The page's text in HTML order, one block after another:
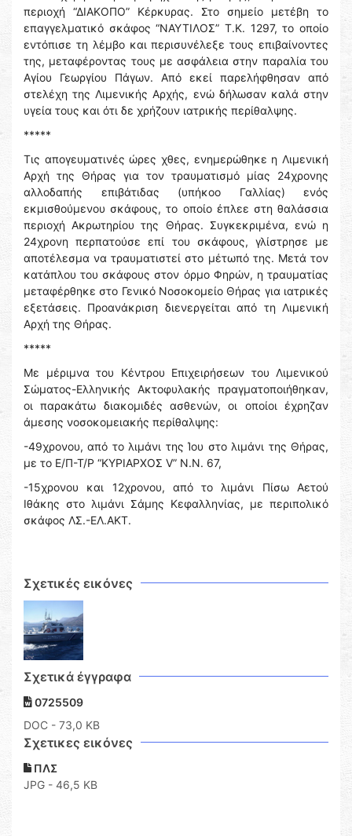
περιοχή “ΔΙΑΚΟΠΟ” Κέρκυρας. Στο σημείο μετέβη το
επαγγελματικό σκάφος “ΝΑΥΤΙΛΟΣ” Τ.Κ. 1297, το οποίο
εντόπισε τη λέμβο και περισυνέλεξε τους επιβαίνοντες
της, μεταφέροντας τους με ασφάλεια στην παραλία του
Αγίου Γεωργίου Πάγων. Από εκεί παρελήφθησαν από
στελέχη της Λιμενικής Αρχής, ενώ δήλωσαν καλά στην
υγεία τους και ότι δε χρήζουν ιατρικής περίθαλψης.
*****
Τις απογευματινές ώρες χθες, ενημερώθηκε η Λιμενική
Αρχή της Θήρας για τον τραυματισμό μίας 24χρονης
αλλοδαπής επιβάτιδας (υπήκοο Γαλλίας) ενός
εκμισθούμενου σκάφους, το οποίο έπλεε στη θαλάσσια
περιοχή Ακρωτηρίου της Θήρας. Συγκεκριμένα, ενώ η
24χρονη περπατούσε επί του σκάφους, γλίστρησε με
αποτέλεσμα να τραυματιστεί στο μέτωπό της. Μετά τον
κατάπλου του σκάφους στον όρμο Φηρών, η τραυματίας
μεταφέρθηκε στο Γενικό Νοσοκομείο Θήρας για ιατρικές
εξετάσεις. Προανάκριση διενεργείται από τη Λιμενική
Αρχή της Θήρας.
*****
Με μέριμνα του Κέντρου Επιχειρήσεων του Λιμενικού
Σώματος-Ελληνικής Ακτοφυλακής πραγματοποιήθηκαν,
οι παρακάτω διακομιδές ασθενών, οι οποίοι έχρηζαν
άμεσης νοσοκομειακής περίθαλψης:
-49χρονου, από το λιμάνι της Ίου στο λιμάνι της Θήρας,
με το Ε/Π-Τ/Ρ “ΚΥΡΙΑΡΧΟΣ V” Ν.Ν. 67,
-15χρονου και 12χρονου, από το λιμάνι Πίσω Αετού
Ιθάκης στο λιμάνι Σάμης Κεφαλληνίας, με περιπολικό
σκάφος ΛΣ.-ΕΛ.ΑΚΤ.
Σχετικές εικόνες
Σχετικά έγγραφα
0725509
DOC - 73,0 KB
Σχετικες εικόνες
ΠΛΣ
JPG - 46,5 KB